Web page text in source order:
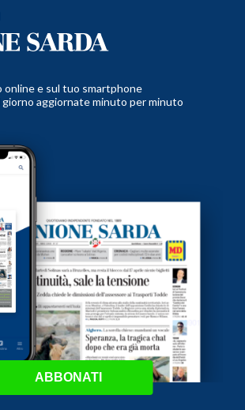
online e sul tuo smartphone
aggiornate minuto per minuto
ABBONATI